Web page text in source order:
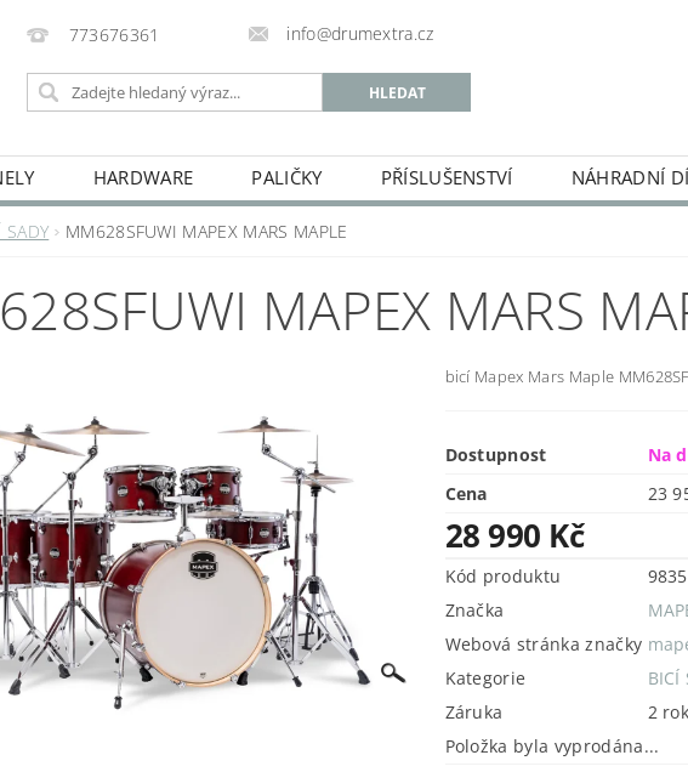
773676361 info@drumextra.cz
HARDWARE PALIČKY PŘÍSLUŠENSTVÍ NÁHRADNÍ
SADY MM628SFUWI MAPEX MARS MAPLE
MAPEX MARS
bicí Mapex Mars Maple
Dostupnost
Na
Cena
28 990 Kč
Kód produktu
Značka
Webová stránka značky
Kategorie
BICÍ
Záruka
2
Položka byla vyprodána...